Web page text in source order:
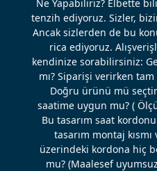
Ne Yapabiliriz? Elbette
tenzih ediyoruz. Sizler,
Ancak sizlerden de bu
rica ediyoruz.
kendinize sorabilirsiniz:
mı? Siparişi verirken
Doğru ürünü mü
saatime uygun mu? (
Bu tasarım saat
tasarım montaj
üzerindeki kordona hiç
mu? (Maalesef